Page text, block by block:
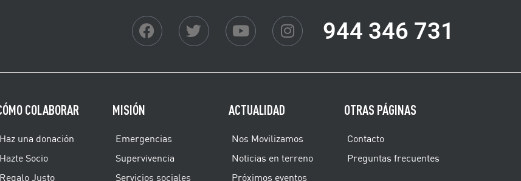
944 346 731
COLABORAR
Haz una donación
Hazte Socio
Regalo Justo
MISIÓN
Emergencias
Supervivencia
Servicios sociales
ACTUALIDAD
Nos Movilizamos
Noticias en terreno
Próximos eventos
OTRAS PÁGINAS
Contacto
Preguntas frecuentes